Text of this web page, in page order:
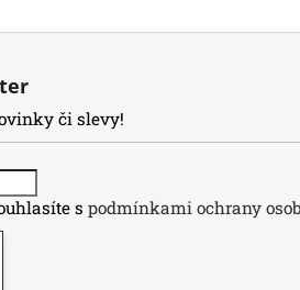
či slevy!
s podmínkami ochrany